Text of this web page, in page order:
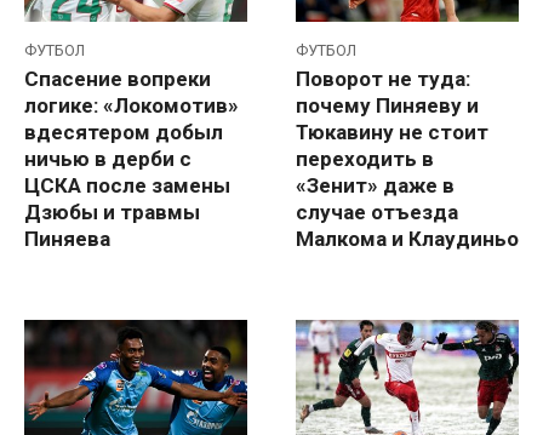
ФУТБОЛ
Спасение вопреки
логике: «Локомотив»
вдесятером добыл
ничью в дерби с
ЦСКА после замены
Дзюбы и травмы
Пиняева
ФУТБОЛ
Поворот не туда:
почему Пиняеву и
Тюкавину не стоит
переходить в
«Зенит» даже в
случае отъезда
Малкома и Клаудиньо